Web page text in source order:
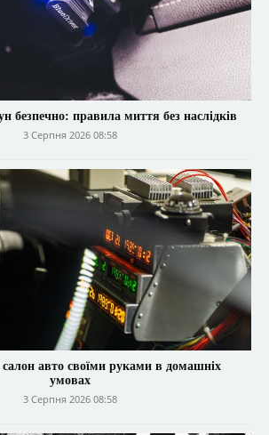
безпечно: правила миття без наслідків
3 Серпня 2026 08:58
авто своїми руками в домашніх
умовах
3 Серпня 2026 08:58